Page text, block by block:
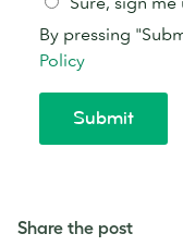
Share the post